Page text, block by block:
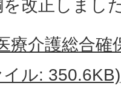
改正しまし
療介護総合確
ル: 350.6KB)